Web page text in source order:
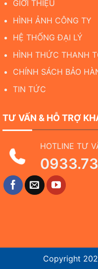
GIỚI THIỆU
HÌNH ẢNH CÔNG TY
HỆ THỐNG ĐẠI LÝ
HÌNH THỨC THANH
CHÍNH SÁCH BẢO
TIN TỨC
TƯ VẤN & HỖ TRỢ
HOTLINE TƯ
Copyright